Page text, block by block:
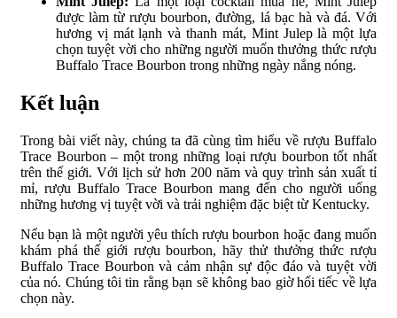
được làm từ rượu bourbon, đường, lá bạc hà và đá. Với
hương vị mát lạnh và thanh mát, Mint Julep là một lựa
chọn tuyệt vời cho những người muốn thưởng thức rượu
Buffalo Trace Bourbon trong những ngày nắng nóng.
Kết luận
Trong bài viết này, chúng ta đã cùng tìm hiểu về rượu Buffalo
Trace Bourbon – một trong những loại rượu bourbon tốt nhất
trên thế giới. Với lịch sử hơn 200 năm và quy trình sản xuất tỉ
mỉ, rượu Buffalo Trace Bourbon mang đến cho người uống
những hương vị tuyệt vời và trải nghiệm đặc biệt từ Kentucky.
Nếu bạn là một người yêu thích rượu bourbon hoặc đang muốn
khám phá thế giới rượu bourbon, hãy thử thưởng thức rượu
Buffalo Trace Bourbon và cảm nhận sự độc đáo và tuyệt vời
của nó. Chúng tôi tin rằng bạn sẽ không bao giờ hối tiếc về lựa
chọn này.